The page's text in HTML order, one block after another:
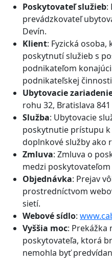
Poskytovateľ služieb:
prevádzkovateľ
Devín.
Klient: Fyzická
poskytnutí služieb s
podnikateľom
podnikateľskej
Ubytovacie
rohu 32, Bratislava 841
Služba: Ubytovacie
poskytnutie prístupu
doplnkové služby ako
Zmluva: Zmluva o
medzi
Objednávka: Prejav
prostredníctvom
sietí.
Webové sídlo:
Vyššia moc: Prekážka
poskytovateľa, ktorá
nemohla byť